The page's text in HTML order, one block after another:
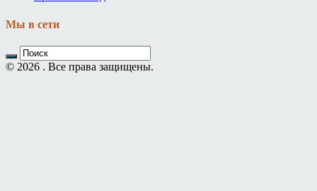
Мы в сети
© 2026 . Все права защищены.